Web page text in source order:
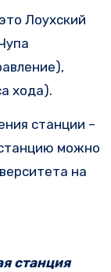
Лоухский
хода).
станции –
можно
на
станция